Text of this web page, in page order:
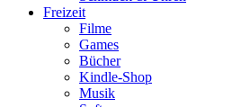
Freizeit
Filme
Games
Bücher
Kindle-Shop
Musik